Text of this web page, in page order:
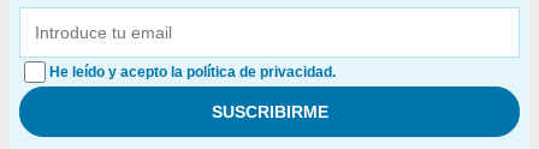
He leído y acepto la política de privacidad.